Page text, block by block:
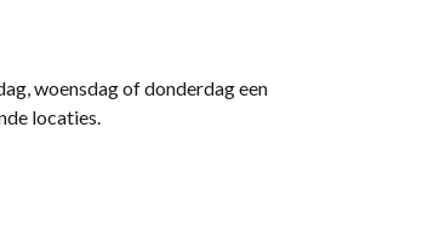
woensdag of donderdag een
locaties.